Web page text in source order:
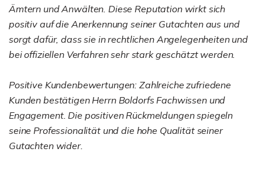
Ämtern und Anwälten. Diese Reputation wirkt sich
positiv auf die Anerkennung seiner Gutachten aus und
sorgt dafür, dass sie in rechtlichen Angelegenheiten und
bei offiziellen Verfahren sehr stark geschätzt werden.
Positive Kundenbewertungen: Zahlreiche zufriedene
Kunden bestätigen Herrn Boldorfs Fachwissen und
Engagement. Die positiven Rückmeldungen spiegeln
seine Professionalität und die hohe Qualität seiner
Gutachten wider.